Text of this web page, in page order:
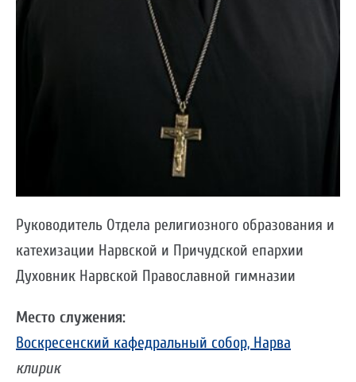
Руководитель Отдела религиозного образования и
катехизации Нарвской и Причудской епархии
Духовник Нарвской Православной гимназии
Место служения:
Воскресенский кафедральный собор, Нарва
клирик